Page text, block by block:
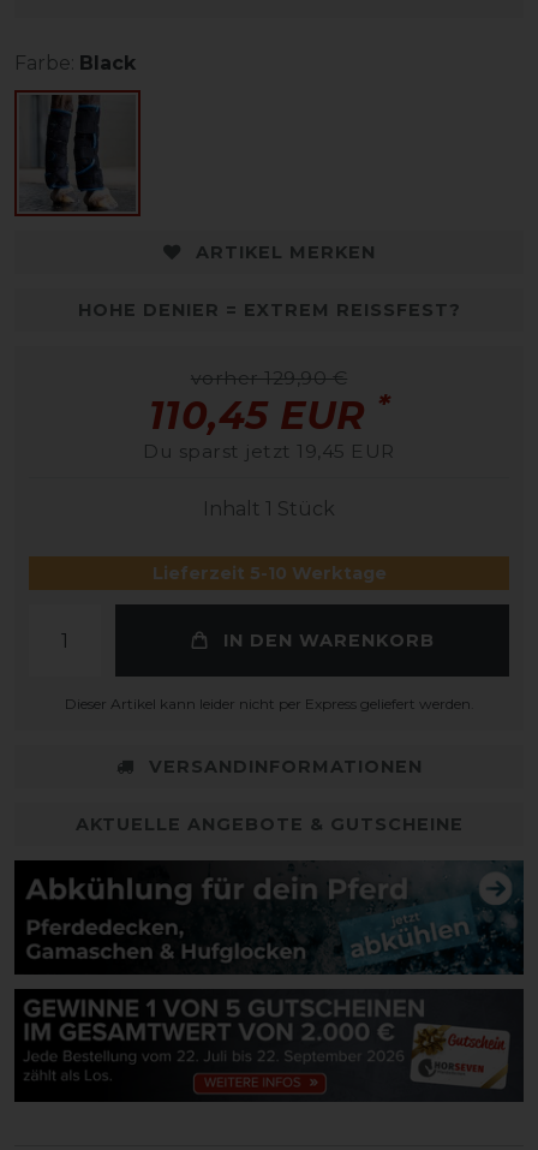
Farbe: Black
ARTIKEL MERKEN
HOHE DENIER = EXTREM REISSFEST?
vorher 129,90 €
110,45 EUR *
Du sparst jetzt 19,45 EUR
Inhalt 1 Stück
Lieferzeit 5-10 Werktage
IN DEN WARENKORB
Dieser Artikel kann leider nicht per Express geliefert werden.
VERSANDINFORMATIONEN
AKTUELLE ANGEBOTE & GUTSCHEINE